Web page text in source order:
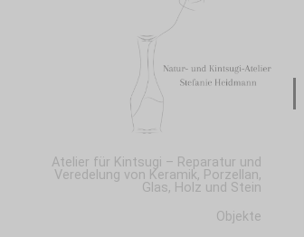
Atelier für Kintsugi – Reparatur und
Veredelung von Keramik, Porzellan,
Glas, Holz und Stein
Objekte